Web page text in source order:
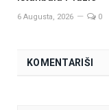
6 Augusta, 2026 0
KOMENTARIŠI